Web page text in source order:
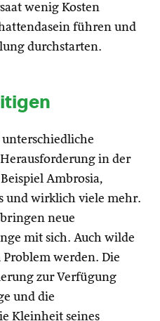
wenig Kosten
führen und
durchstarten.
in der
Ambrosia,
und wirklich viele mehr.
neue
mit sich. Auch wilde
werden. Die
zur Verfügung
und die
Kleinheit seines